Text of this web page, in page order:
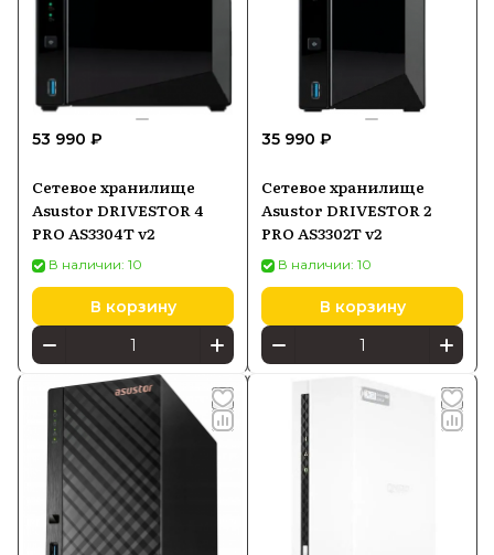
53 990 ₽
Сетевое хранилище
Asustor DRIVESTOR 4
PRO AS3304T v2
В наличии: 10
В корзину
35 990 ₽
Сетевое хранилище
Asustor DRIVESTOR 2
PRO AS3302T v2
В наличии: 10
В корзину